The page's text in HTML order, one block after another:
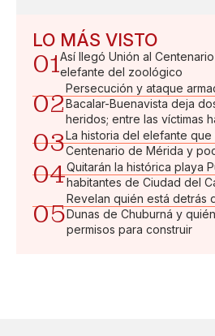
LO MÁS VISTO
01Así llegó Unión al
elefante del zoológico
02
Persecución y ataque
Bacalar-Buenavista deja
heridos; entre las víctimas
03La historia del elefante
Centenario de Mérida y
04Quitarán la histórica playa
habitantes de Ciudad del
05
Revelan quién está detrás
Dunas de Chuburná y
permisos para construir